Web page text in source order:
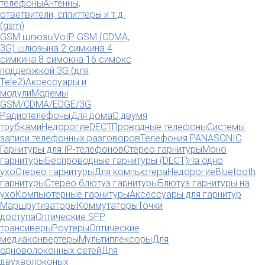
телефоныАнтенны,
ответвители, сплиттеры и т.д.
(gsm)
GSM шлюзыVoIP GSM (CDMA,
3G) шлюзына 2 симкина 4
симкина 8 симокна 16 симокс
поддержкой 3G (для
Tele2)Аксессуары и
модулиМодемы
GSM/CDMA/EDGE/3G
РадиотелефоныДля домаС двумя
трубкамиНедорогиеDECTПроводные телефоныСистемы
записи телефонных разговоровТелефония PANASONIC
Гарнитуры для IP-телефоновСтерео гарнитурыМоно
гарнитурыБеспроводные гарнитуры (DECT)На одно
ухоСтерео гарнитурыДля компьютераНедорогиеBluetooth
гарнитурыСтерео блютуз гарнитурыБлютуз гарнитуры на
ухоКомпьютерные гарнитурыАксессуары для гарнитур
МаршрутизаторыКоммутаторыТочки
доступаОптические SFP
трансиверыРоутерыОптические
медиаконвертерыМультиплексорыДля
одноволоконных сетейДля
двухволоконых